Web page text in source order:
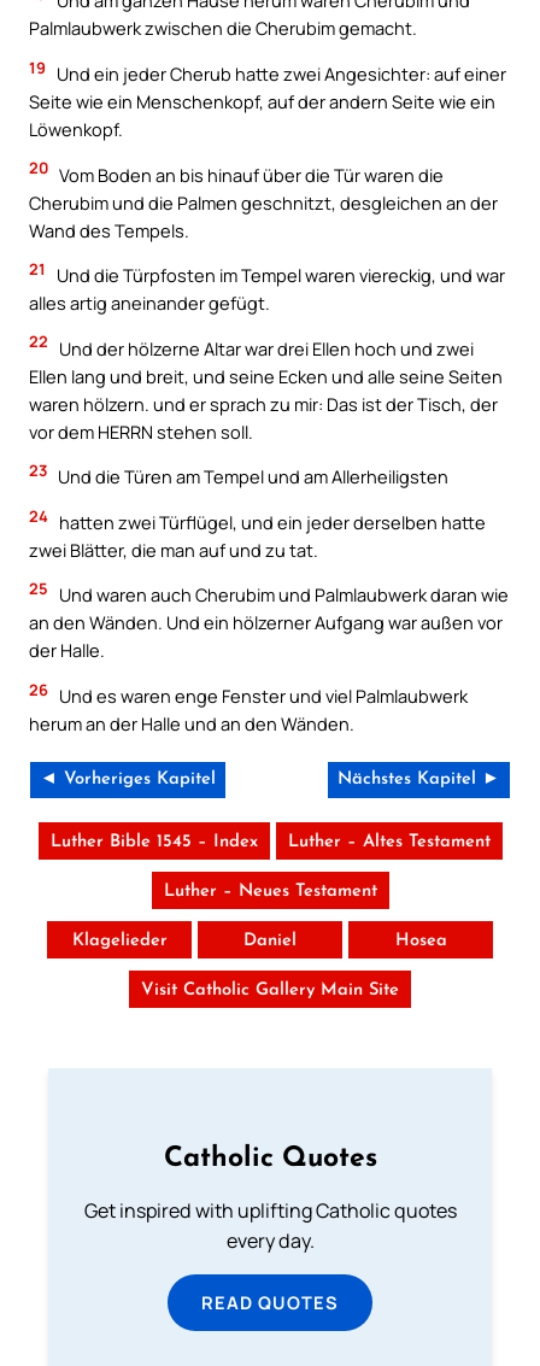
Palmlaubwerk zwischen die Cherubim gemacht.
19
Und ein jeder Cherub hatte zwei Angesichter: auf einer
Seite wie ein Menschenkopf, auf der andern Seite wie ein
Löwenkopf.
20 Vom Boden an bis hinauf über die Tür waren die
Cherubim und die Palmen geschnitzt, desgleichen an der
Wand des Tempels.
21
Und die Türpfosten im Tempel waren viereckig, und war
alles artig aneinander gefügt.
22
Und der hölzerne Altar war drei Ellen hoch und zwei
Ellen lang und breit, und seine Ecken und alle seine Seiten
waren hölzern. und er sprach zu mir: Das ist der Tisch, der
vor dem HERRN stehen soll.
23 Und die Türen am Tempel und am Allerheiligsten
24 hatten zwei Türflügel, und ein jeder derselben hatte
zwei Blätter, die man auf und zu tat.
25
Und waren auch Cherubim und Palmlaubwerk daran wie
an den Wänden. Und ein hölzerner Aufgang war außen vor
der Halle.
26 Und es waren enge Fenster und viel Palmlaubwerk
herum an der Halle und an den Wänden.
◄ Vorheriges Kapitel Nächstes Kapitel ►
Luther Bible 1545 – Index Luther – Altes Testament
Luther – Neues Testament
Klagelieder Daniel Hosea
Visit Catholic Gallery Main Site
Catholic Quotes
Get inspired with uplifting Catholic quotes
every day.
READ QUOTES